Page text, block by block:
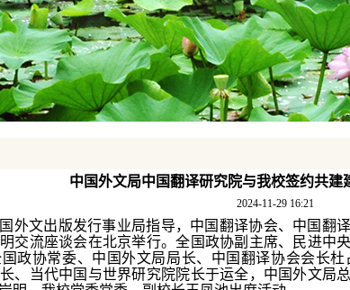
中国外文局中国翻译研究院与我校签约共建
2024-11-29 16:21
外文出版发行事业局指导，中国翻译协会、中国翻
交流座谈会在北京举行。全国政协副主席、民进中
政协常委、中国外文局局长、中国翻译协会会长
、当代中国与世界研究院院长于运全，中国外文局